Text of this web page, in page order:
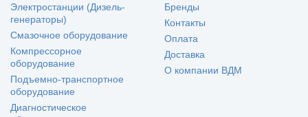
Электростанции (Дизель-
генераторы)
Смазочное оборудование
Компрессорное
оборудование
Подъемно-транспортное
оборудование
Диагностическое
Бренды
Контакты
Оплата
Доставка
О компании ВДМ